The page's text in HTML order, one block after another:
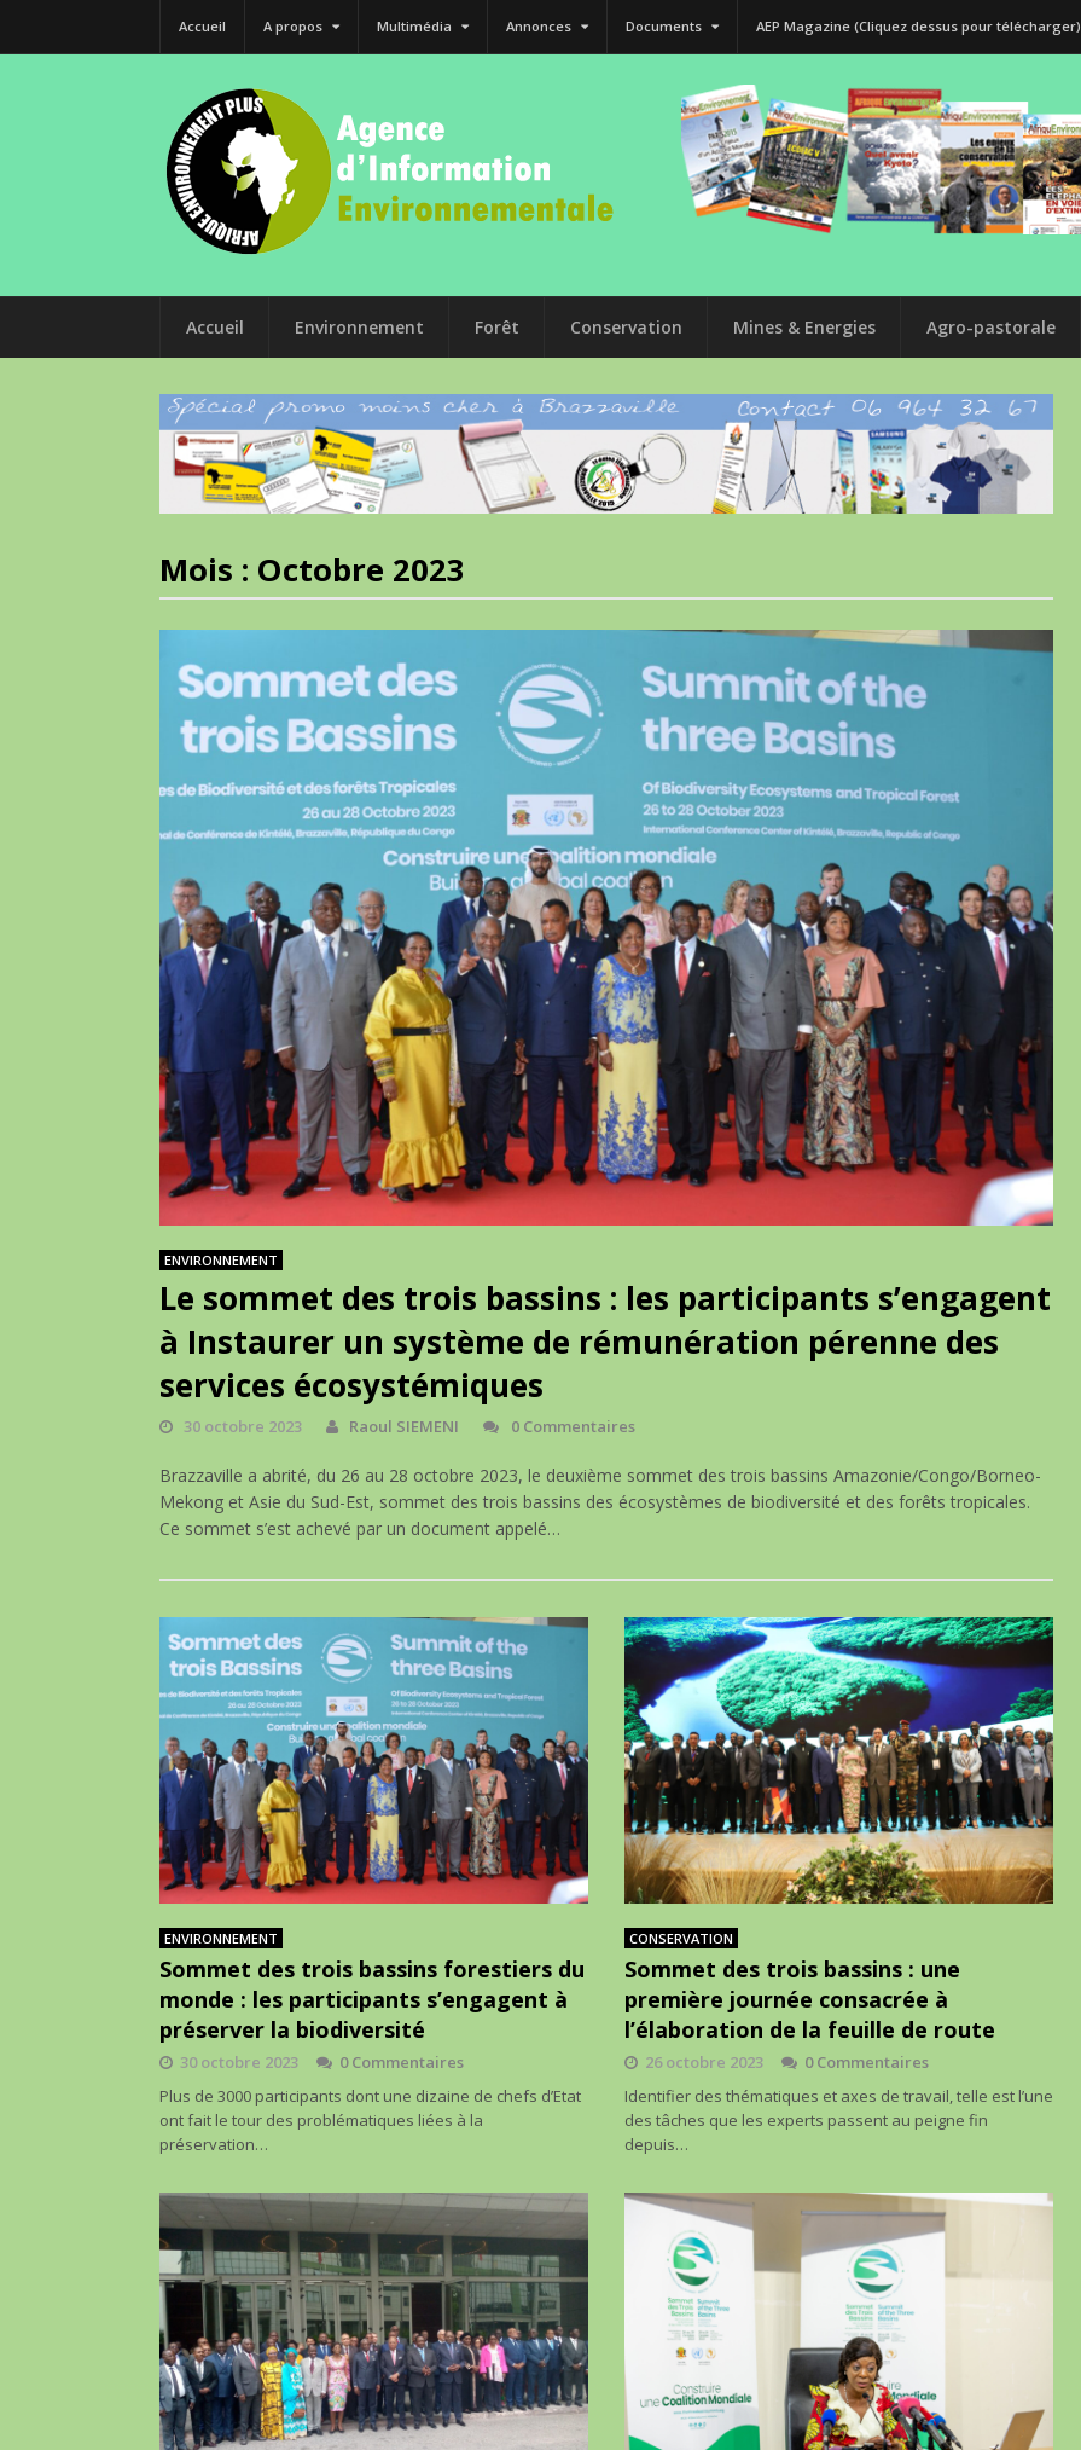
Accueil A propos Multimédia Annonces Documents AEP Magazine (Cliquez dessus pour télécharger)
Accueil Environnement Forêt Conservation Mines & Energies Agro-pastorale
Mois : Octobre 2023
ENVIRONNEMENT
Le sommet des trois bassins : les participants s’engagent
à Instaurer un système de rémunération pérenne des
services écosystémiques
30 octobre 2023 Raoul SIEMENI 0 Commentaires
Brazzaville a abrité, du 26 au 28 octobre 2023, le deuxième sommet des trois bassins Amazonie/Congo/Borneo-
Mekong et Asie du Sud-Est, sommet des trois bassins des écosystèmes de biodiversité et des forêts tropicales.
Ce sommet s’est achevé par un document appelé…
ENVIRONNEMENT
Sommet des trois bassins forestiers du
monde : les participants s’engagent à
préserver la biodiversité
30 octobre 2023
0 Commentaires
Plus de 3000 participants dont une dizaine de chefs d’Etat
ont fait le tour des problématiques liées à la
préservation…
CONSERVATION
Sommet des trois bassins : une
première journée consacrée à
l’élaboration de la feuille de route
26 octobre 2023
0 Commentaires
Identifier des thématiques et axes de travail, telle est l’une
des tâches que les experts passent au peigne fin
depuis…